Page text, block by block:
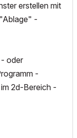
erstellen mit
-
oder
-
2d-Bereich -